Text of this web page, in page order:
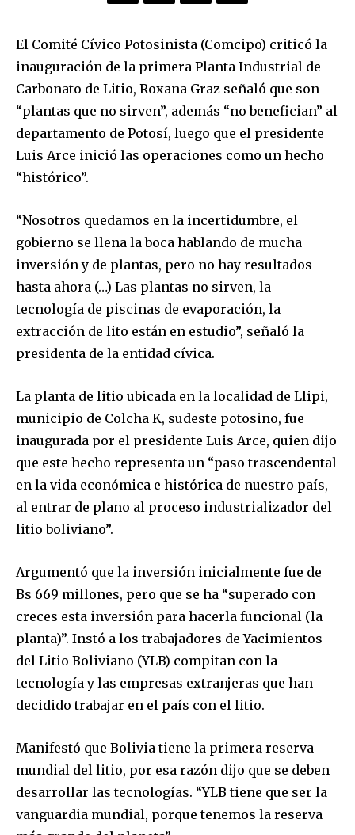
El Comité Cívico Potosinista (Comcipo) criticó la
inauguración de la primera Planta Industrial de
Carbonato de Litio, Roxana Graz señaló que son
“plantas que no sirven”, además “no benefician” al
departamento de Potosí, luego que el presidente
Luis Arce inició las operaciones como un hecho
“histórico”.
“Nosotros quedamos en la incertidumbre, el
gobierno se llena la boca hablando de mucha
inversión y de plantas, pero no hay resultados
hasta ahora (…) Las plantas no sirven, la
tecnología de piscinas de evaporación, la
extracción de lito están en estudio”, señaló la
presidenta de la entidad cívica.
La planta de litio ubicada en la localidad de Llipi,
municipio de Colcha K, sudeste potosino, fue
inaugurada por el presidente Luis Arce, quien dijo
que este hecho representa un “paso trascendental
en la vida económica e histórica de nuestro país,
al entrar de plano al proceso industrializador del
litio boliviano”.
Argumentó que la inversión inicialmente fue de
Bs 669 millones, pero que se ha “superado con
creces esta inversión para hacerla funcional (la
planta)”. Instó a los trabajadores de Yacimientos
del Litio Boliviano (YLB) compitan con la
tecnología y las empresas extranjeras que han
decidido trabajar en el país con el litio.
Manifestó que Bolivia tiene la primera reserva
mundial del litio, por esa razón dijo que se deben
desarrollar las tecnologías. “YLB tiene que ser la
vanguardia mundial, porque tenemos la reserva